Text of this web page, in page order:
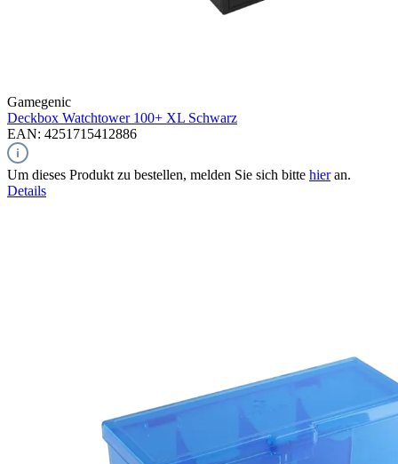
Gamegenic
Deckbox Watchtower 100+ XL Schwarz
EAN: 4251715412886
Um dieses Produkt zu bestellen, melden Sie sich bitte hieran.
Details